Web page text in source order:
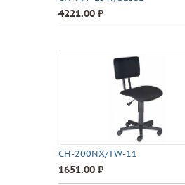
4221.00 ⃏
CH-200NX/TW-11
1651.00 ⃏